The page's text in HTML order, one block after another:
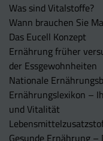
Was sind Vitalstoffe?
Wann brauchen Sie
Das Eucell Konzept
Ernährung früher
der Essgewohnheiten
Nationale
Ernährungslexikon –
und Vitalität